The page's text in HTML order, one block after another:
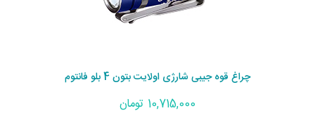
چراغ قوه جیبی شارژی اولایت بتون 4 بلو فانتوم
10,715,000 تومان